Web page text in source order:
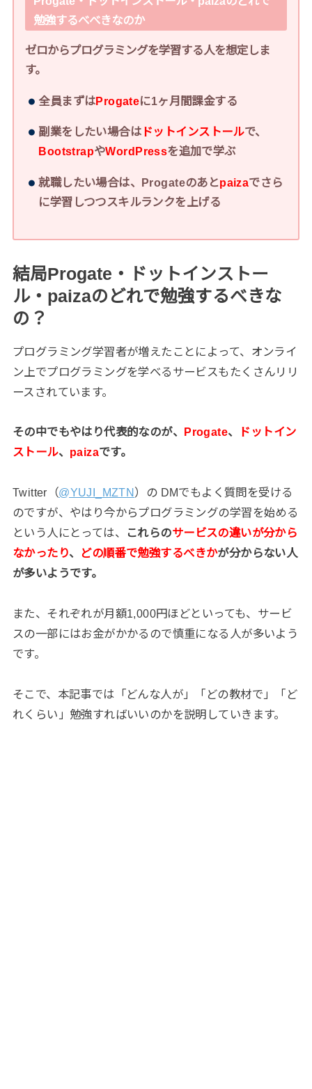
勉強するべべきなのか
ゼロからプログラミングを学習する人を想定しま
す。
全員まずはProgateに1ヶ月間課金する
副業をしたい場合は ドットインストールで、
BootstrapやWordPressを追加で学ぶ
就職したい場合は、Progateのあとpaizaでさら
に学習しつつスキルランクを上げる
結局Progate・ドットインストー
ル・paizaのどれで勉強するべきな
の？
プログラミング学習者が増えたことによって、オンライ
ン上でプログラミングを学べるサービスもたくさんリリ
ースされています。
その中でもやはり代表的なのが、 Progate、
ドットイン
ストール、 paizaです。
Twitter（@YUJI_MZTN）の DMでもよく質問を受ける
のですが、やはり今からプログラミングの学習を始める
という人にとっては、
これらのサービスの違いが分から
なかったり、 どの順番で勉強するべきかが分からない人
が多いようです。
また、それぞれが月額1,000円ほどといっても、サービ
スの一部にはお金がかかるので慎重になる人が多いよう
です。
そこで、本記事では「どんな人が」「どの教材で」「ど
れくらい」勉強すればいいのかを説明していきます。